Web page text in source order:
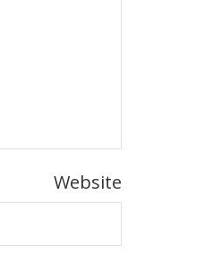
Website